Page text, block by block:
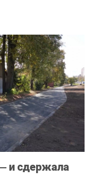
и сдержала